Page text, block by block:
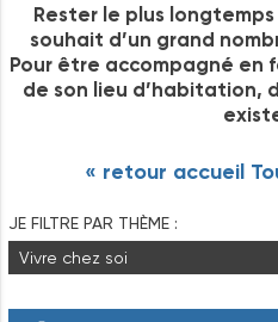
Rester le plus
souhait d’un grand
Pour être accompagné en
de son lieu d’habitation,
« retour accueil
JE FILTRE PAR THÈME :